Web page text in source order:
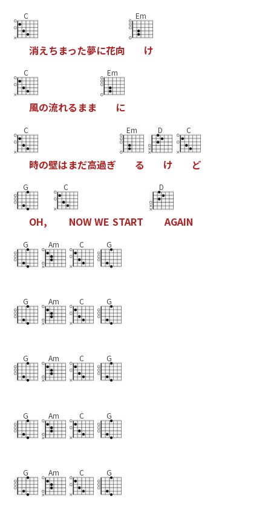
C
消えちまった夢に花向
Em
け
C
風の流れる まま
Em
に
C
時の壁はまだ高過ぎ
Em
る
D
け
C
ど
G
OH,
C
NOWWE START
D
AGAIN
G Am C G
G Am C G
G Am C G
G Am C G
G Am C G